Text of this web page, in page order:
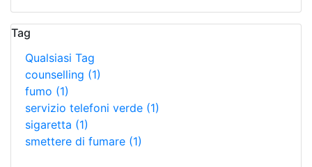
Tag
Qualsiasi Tag
counselling (1)
fumo (1)
servizio telefoni verde (1)
sigaretta (1)
smettere di fumare (1)